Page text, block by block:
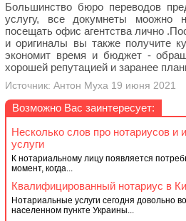
Большинство бюро переводов
услугу, все докумнеты моожно
посещать офис агентства лично
и оригиналы вы также получите
экономит время и бюджет -
хорошей репутацией и заранее
Источник: Антон Муха 19 июня 2021
Возможно Вас заинтересует:
Несколько слов про нотариусов и
услуги
К нотариальному лицу появляется
момент, когда...
Квалифицированный нотариус в
Нотариальные услуги сегодня довольно
населенном пункте Украины...